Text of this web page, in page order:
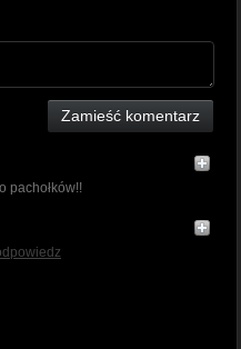
Zamieść komentarz
pachołków!!